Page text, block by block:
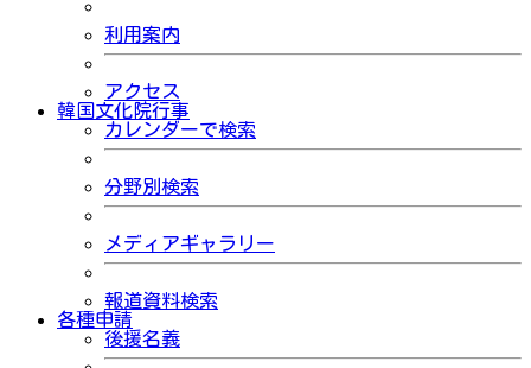
利用案内
アクセス
韓国文化院行事
カレンダーで検索
分野別検索
メディアギャラリー
報道資料検索
各種申請
後援名義